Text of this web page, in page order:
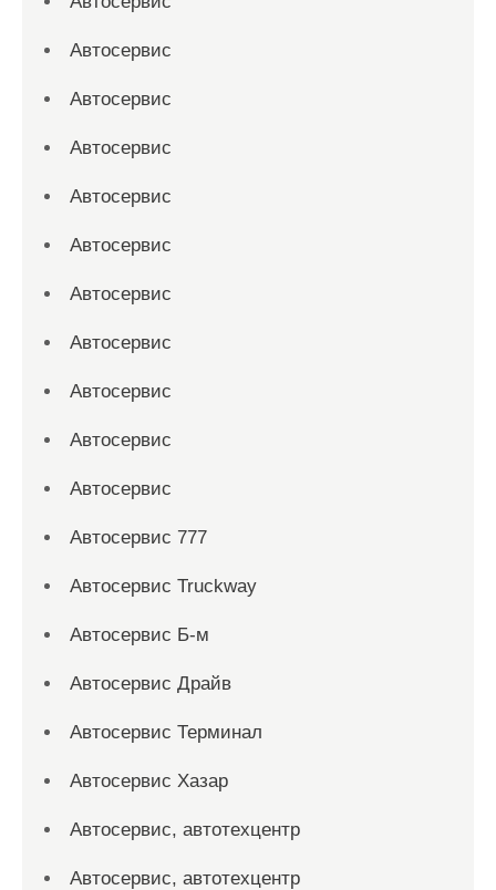
Автосервис
Автосервис
Автосервис
Автосервис
Автосервис
Автосервис
Автосервис
Автосервис
Автосервис
Автосервис
Автосервис 777
Автосервис Truckway
Автосервис Б-м
Автосервис Драйв
Автосервис Терминал
Автосервис Хазар
Автосервис, автотехцентр
Автосервис, автотехцентр